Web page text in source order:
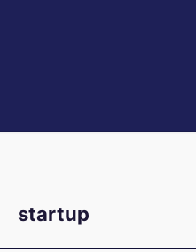
startup